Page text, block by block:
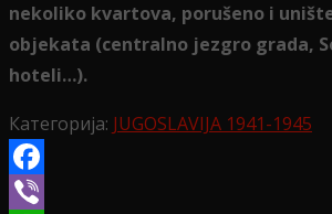
nekoliko kvartova, porušeno i
objekata (centralno jezgro grada,
hoteli…).
Категорија: JUGOSLAVIJA 1941-1945
Facebook